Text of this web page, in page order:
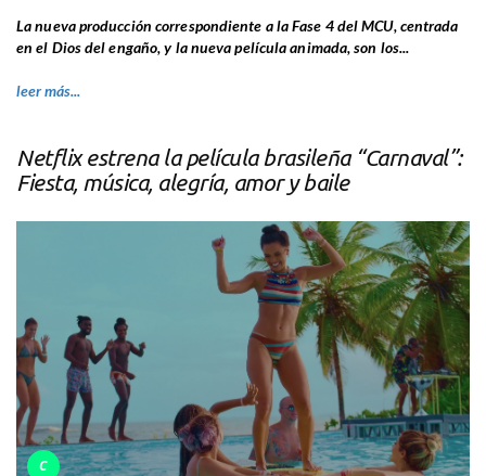
La nueva producción correspondiente a la Fase 4 del MCU, centrada
en el Dios del engaño, y la nueva película animada, son los...
leer más...
Netflix estrena la película brasileña “Carnaval”:
Fiesta, música, alegría, amor y baile
C